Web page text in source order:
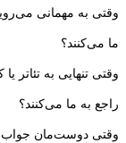
وقتی به مهمانی
ما می‌کنند؟
وقتی تنهایی به تئاتر
راجع به ما می‌کنند؟
وقتی دوست‌مان جواب